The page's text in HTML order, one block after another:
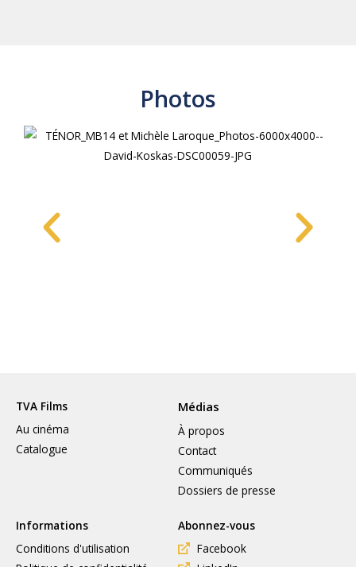
Photos
TVA Films
Au cinéma
Catalogue
Médias
À propos
Contact
Communiqués
Dossiers de presse
Informations
Conditions d'utilisation
Abonnez-vous
Facebook